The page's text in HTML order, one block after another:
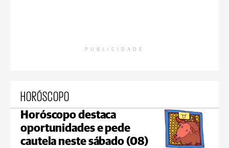
PUBLICIDADE
HORÓSCOPO
Horóscopo destaca
oportunidades e pede
cautela neste sábado (08)